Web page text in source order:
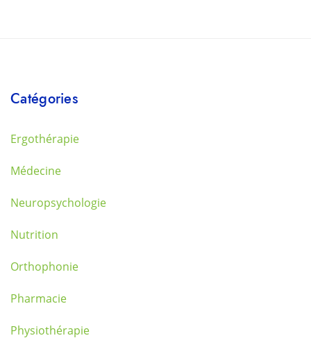
Catégories
Ergothérapie
Médecine
Neuropsychologie
Nutrition
Orthophonie
Pharmacie
Physiothérapie